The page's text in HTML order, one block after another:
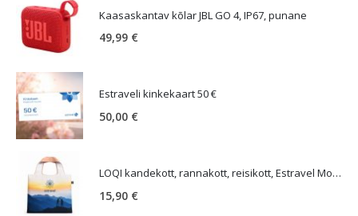
Kaasaskantav kõlar JBL GO 4, IP67, punane
49,99 €
Estraveli kinkekaart 50 €
50,00 €
LOQI kandekott, rannakott, reisikott, Estravel Mountain Bag
15,90 €